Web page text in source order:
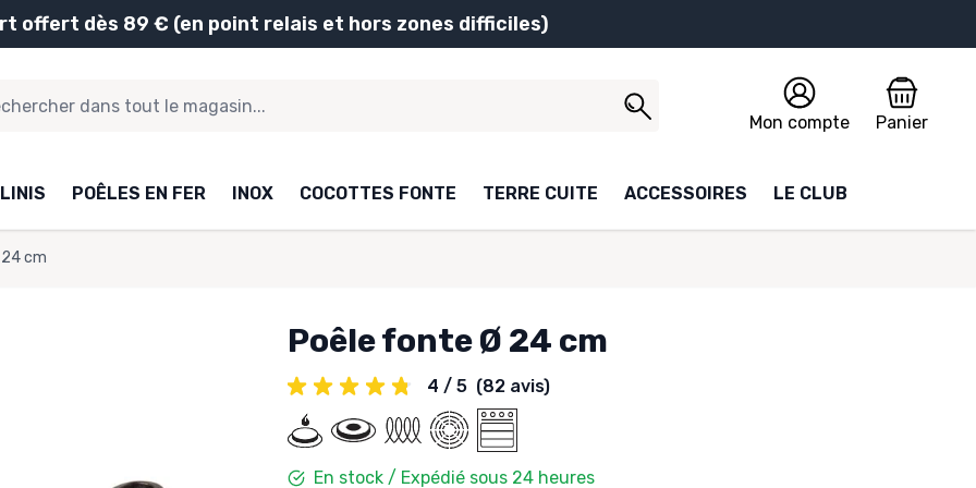
offert dès 89 € (en point relais et hors zones difficiles)
Mon compte Panier
POÊLES EN FER INOX COCOTTES FONTE TERRE CUITE ACCESSOIRES LE CLUB
cm
Poêle fonte Ø 24 cm
4 / 5 (82 avis)
En stock / Expédié sous 24 heures